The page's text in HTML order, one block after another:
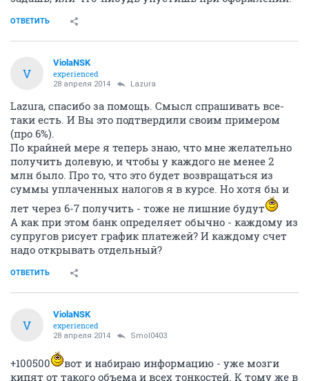
ОТВЕТИТЬ
V
ViolaNSK
experienced
28 апреля 2014 Lazura
Lazura, спасибо за помощь. Смысл спрашивать все-
таки есть. И Вы это подтвердили своим примером
(про 6%).
По крайней мере я теперь знаю, что мне желательно
получить долевую, и чтобы у каждого не менее 2
млн было. Про то, что это будет возвращаться из
суммы уплаченных налогов я в курсе. Но хотя бы и
лет через 6-7 получить - тоже не лишние будут
А как при этом банк определяет обычно - каждому из
супругов рисует график платежей? И каждому счет
надо открывать отдельный?
ОТВЕТИТЬ
V
ViolaNSK
experienced
28 апреля 2014 Smol0403
+100500
вот и набираю информацию - уже мозги
кипят от такого объема и всех тонкостей. К тому же в